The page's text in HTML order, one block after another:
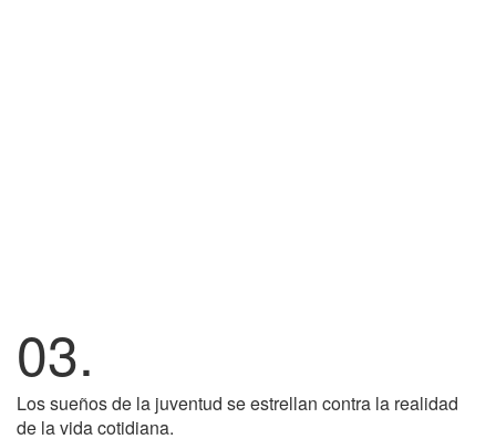
03.
Los sueños de la juventud se estrellan contra la realidad
de la vida cotidiana.